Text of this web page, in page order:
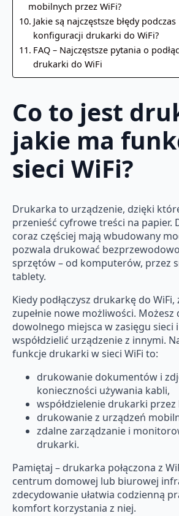
mobilnych przez WiFi?
Jakie są najczęstsze błędy podczas
konfiguracji drukarki do WiFi?
FAQ – Najczęstsze pytania o
drukarki do WiFi
Co to jest
jakie ma
sieci WiFi?
Drukarka to urządzenie, dzięki
przenieść cyfrowe treści na papier.
coraz częściej mają wbudowany
pozwala drukować
sprzętów – od komputerów, przez
tablety.
Kiedy podłączysz drukarkę do WiFi,
zupełnie nowe możliwości. Możesz
dowolnego miejsca w zasięgu sieci
współdzielić urządzenie z innymi.
funkcje drukarki w sieci WiFi to:
drukowanie dokumentów i
konieczności używania kabli,
współdzielenie drukarki przez
drukowanie z urządzeń
zdalne zarządzanie i
drukarki.
Pamiętaj – drukarka połączona z
centrum domowej lub biurowej
zdecydowanie ułatwia codzienną
komfort korzystania z niej.